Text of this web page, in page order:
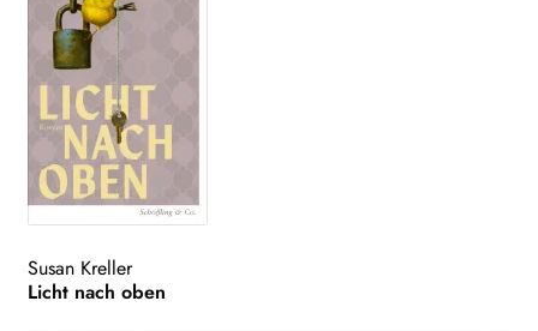
Susan Kreller
Licht nach oben